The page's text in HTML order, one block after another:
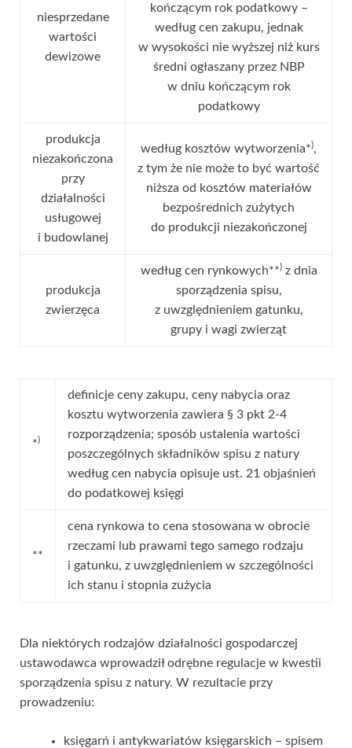
niesprzedane
wartości
dewizowe
kończącym rok podatkowy –
według cen zakupu, jednak
w wysokości nie wyższej niż kurs
średni ogłaszany przez NBP
w dniu kończącym rok
podatkowy
produkcja
niezakończona
przy
działalności
usługowej
i budowlanej
według kosztów wytworzenia*),
z tym że nie może to być wartość
niższa od kosztów materiałów
bezpośrednich zużytych
do produkcji niezakończonej
produkcja
zwierzęca
według cen rynkowych**)z dnia
sporządzenia spisu,
z uwzględnieniem gatunku,
grupy i wagi zwierząt
*)
definicje ceny zakupu, ceny nabycia oraz
kosztu wytworzenia zawiera § 3 pkt 2-4
rozporządzenia; sposób ustalenia wartości
poszczególnych składników spisu z natury
według cen nabycia opisuje ust. 21 objaśnień
do podatkowej księgi
**
cena rynkowa to cena stosowana w obrocie
rzeczami lub prawami tego samego rodzaju
i gatunku, z uwzględnieniem w szczególności
ich stanu i stopnia zużycia
Dla niektórych rodzajów działalności gospodarczej
ustawodawca wprowadził odrębne regulacje w kwestii
sporządzenia spisu z natury. W rezultacie przy
prowadzeniu:
księgarń i antykwariatów księgarskich – spisem